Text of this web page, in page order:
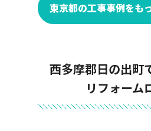
東京都の工事事例をも
西多摩郡日の出町
リフォーム